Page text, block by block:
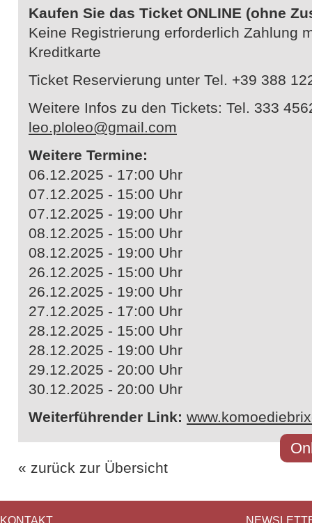
Kaufen Sie das Ticket ONLINE (ohne
Keine Registrierung erforderlich Zahlung
Kreditkarte
Ticket Reservierung unter Tel. +39 388
Weitere Infos zu den Tickets: Tel. 333
leo.ploleo@gmail.com
Weitere Termine:
06.12.2025 - 17:00 Uhr
07.12.2025 - 15:00 Uhr
07.12.2025 - 19:00 Uhr
08.12.2025 - 15:00 Uhr
08.12.2025 - 19:00 Uhr
26.12.2025 - 15:00 Uhr
26.12.2025 - 19:00 Uhr
27.12.2025 - 17:00 Uhr
28.12.2025 - 15:00 Uhr
28.12.2025 - 19:00 Uhr
29.12.2025 - 20:00 Uhr
30.12.2025 - 20:00 Uhr
Weiterführender Link:
« zurück zur Übersicht
KONTAKT